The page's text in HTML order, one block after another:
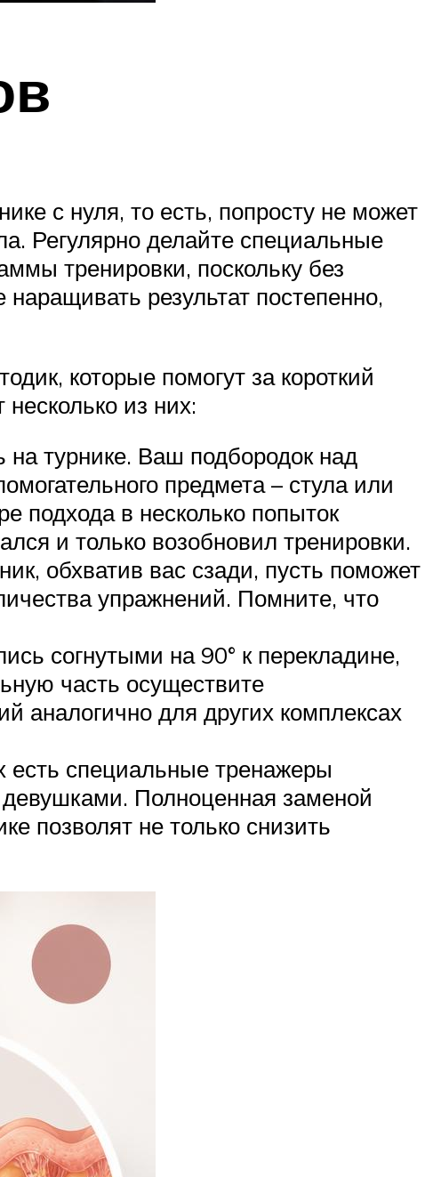
с нуля, то есть, попросту не может
Регулярно делайте специальные
тренировки, поскольку без
результат постепенно,
которые помогут за короткий
из них:
на турнике. Ваш подбородок над
предмета – стула или
подхода в несколько попыток
и только возобновил тренировки.
обхватив вас сзади, пусть поможет
упражнений. Помните, что
согнутыми на 90° к перекладине,
часть осуществите
аналогично для других комплексах
есть специальные тренажеры
Полноценная заменой
позволят не только снизить